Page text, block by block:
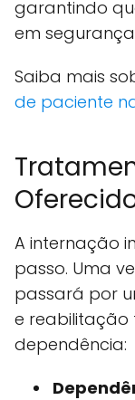
garantindo
em
Saiba mais
de paciente
A internação
passo. Uma
passará por
e reabilitação
dependência: